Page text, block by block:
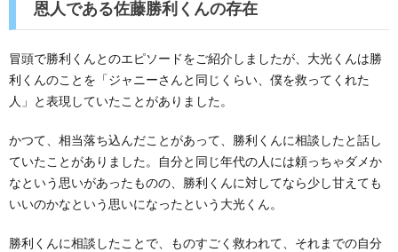
恩人である佐藤勝利くんの存在
冒頭で勝利くんとのエピソードをご紹介しましたが、大光くんは勝
利くんのことを「ジャニーさんと同じくらい、僕を救ってくれた
人」と表現していたことがありました。
かつて、相当落ち込んだことがあって、勝利くんに相談したと話し
ていたことがありました。自分と同じ年代の人には頼っちゃダメか
なという思いがあったものの、勝利くんに対してなら少し甘えても
いいのかなという思いになったという大光くん。
勝利くんに相談したことで、ものすごく救われて、それまでの自分